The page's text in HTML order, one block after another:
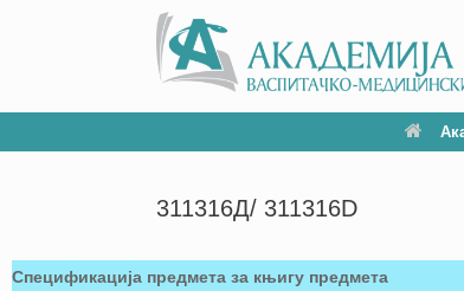
311316Д/ 311316D
Спецификација предмета за књигу предмета